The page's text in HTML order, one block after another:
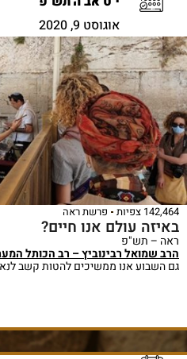
אוגוסט 9, 2020
142,464 צפיות פרשת ראה
באיזה עולם אנו חיים?
ראה – תש"פ
הרב שמואל רבינוביץ – רב הכותל
גם השבוע אנו ממשיכים להטות קשב